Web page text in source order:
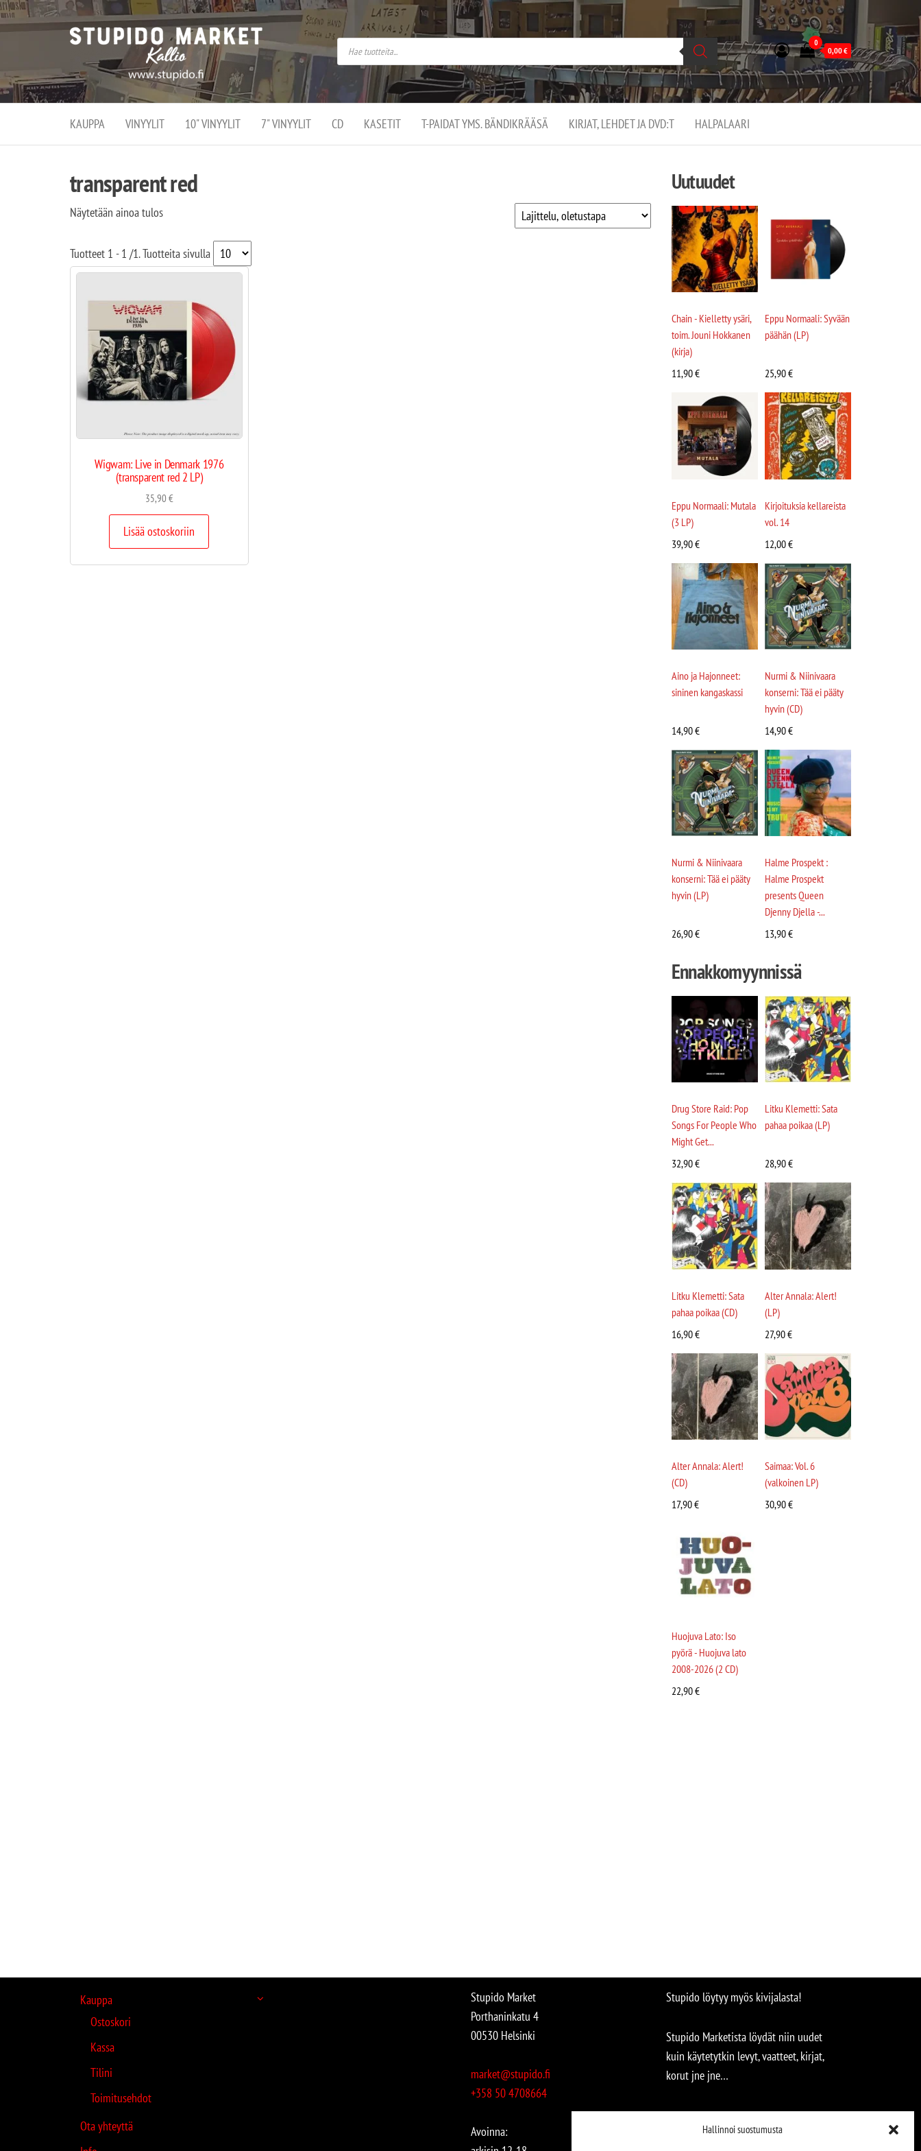
Hallinnoi suostumusta
Stupido
Market –
verkossa
ja
kivijalassa
Stupido Market on
vaihtoehtomusaan
erikoistunut
verkko- sekä
kivijalkakauppa
Helsingissä
Kallion
0
0,00€
KAUPPA VINYYLIT 10" VINYYLIT 7" VINYYLIT CD KASETIT T-PAIDAT YMS. BÄNDIKRÄÄSÄ KIRJAT, LEHDET JA DVD:T HALPALAARI
transparent red
Näytetään ainoa tulos
Tuotteet 1 - 1 /1. Tuotteita sivulla
Wigwam: Live in Denmark 1976
(transparent red 2 LP)
35,90€
Lisää ostoskoriin
Uutuudet
Chain - Kielletty ysäri,
toim. Jouni Hokkanen
(kirja)
11,90€
Eppu Normaali: Syvään
päähän (LP)
25,90€
Eppu Normaali: Mutala
(3 LP)
39,90€
Kirjoituksia kellareista
vol. 14
12,00€
Aino ja Hajonneet:
sininen kangaskassi
14,90€
Nurmi & Niinivaara
konserni: Tää ei pääty
hyvin (CD)
14,90€
Nurmi & Niinivaara
konserni: Tää ei pääty
hyvin (LP)
26,90€
Halme Prospekt :
Halme Prospekt
presents Queen
Djenny Djella -...
13,90€
Ennakkomyynnissä
Drug Store Raid: Pop
Songs For People Who
Might Get...
32,90€
Litku Klemetti: Sata
pahaa poikaa (LP)
28,90€
Litku Klemetti: Sata
pahaa poikaa (CD)
16,90€
Alter Annala: Alert!
(LP)
27,90€
Alter Annala: Alert!
(CD)
17,90€
Saimaa: Vol. 6
(valkoinen LP)
30,90€
Huojuva Lato: Iso
pyörä - Huojuva lato
2008-2026 (2 CD)
22,90€
Kauppa
Ostoskori
Kassa
Tilini
Toimitusehdot
Ota yhteyttä
Stupido Market
Porthaninkatu 4
00530 Helsinki
market@stupido.fi
+358 50 4708664
Avoinna:
Stupido löytyy myös kivijalasta!
Stupido Marketista löydät niin uudet
kuin käytetytkin levyt, vaatteet, kirjat,
korut jne jne…